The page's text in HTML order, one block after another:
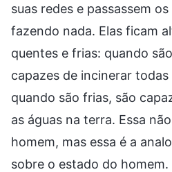
suas redes e passassem
fazendo nada. Elas ficam
quentes e frias: quando
capazes de incinerar
quando são frias, são
as águas na terra. Essa
homem, mas essa é a
sobre o estado do